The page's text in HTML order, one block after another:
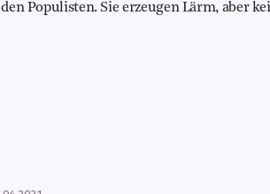
Populisten. Sie erzeugen Lärm, aber